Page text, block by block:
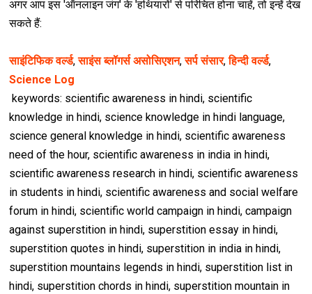
अगर आप इस 'ऑनलाइन जंग' के 'हथ‍ियारों' से परिचित होना चाहें, तो इन्हें देख
सकते हैं:
साइंटिफिक वर्ल्ड,साइंस ब्लॉगर्स असोसिएशन,सर्प संसार,हिन्दी वर्ल्ड,
Science Log
keywords: scientific awareness in hindi, scientific
knowledge in hindi, science knowledge in hindi language,
science general knowledge in hindi, scientific awareness
need of the hour, scientific awareness in india in hindi,
scientific awareness research in hindi, scientific awareness
in students in hindi, scientific awareness and social welfare
forum in hindi, scientific world campaign in hindi, campaign
against superstition in hindi, superstition essay in hindi,
superstition quotes in hindi, superstition in india in hindi,
superstition mountains legends in hindi, superstition list in
hindi, superstition chords in hindi, superstition mountain in